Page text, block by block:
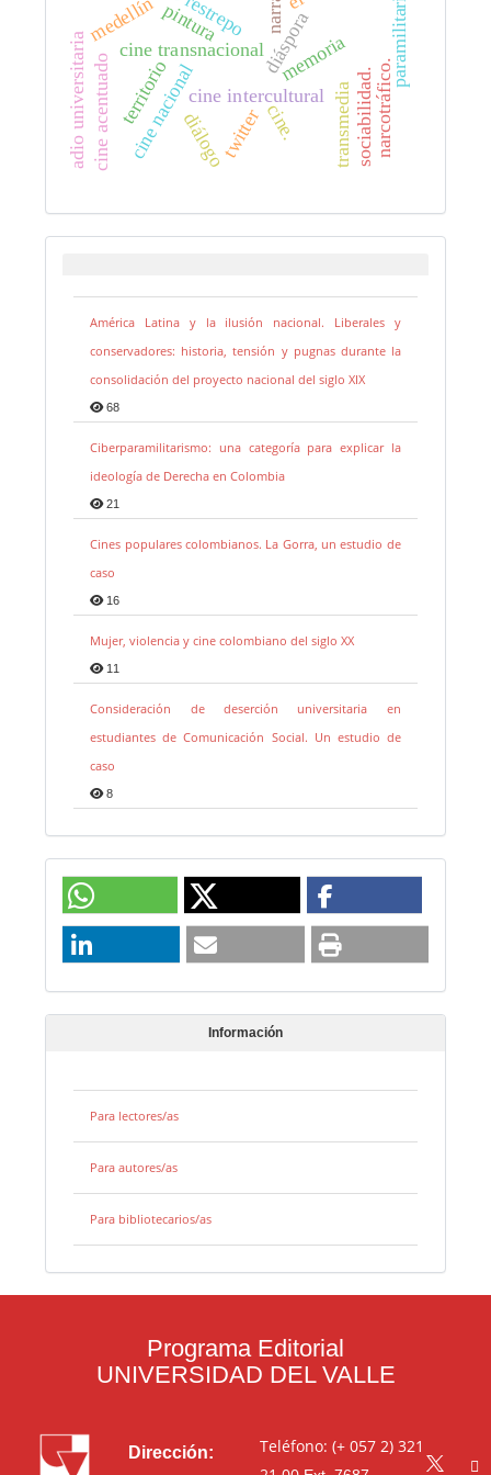
cine nacional
cine transnacionaldiáspora
cine intercultural
cine acentuado
medellín
territorio memoria
cine.
paramilitarismo
narcotráfico.
twitter
adio universitaria diálogo transmediasociabilidad.
pintura
América Latina y la ilusión nacional. Liberales y
conservadores: historia, tensión y pugnas durante la
consolidación del proyecto nacional del siglo XIX
68
Ciberparamilitarismo: una categoría para explicar la
ideología de Derecha en Colombia
21
Cines populares colombianos. La Gorra, un estudio de
caso
16
Mujer, violencia y cine colombiano del siglo XX
11
Consideración de deserción universitaria en
estudiantes de Comunicación Social. Un estudio de
caso
8
Información
Para lectores/as
Para autores/as
Para bibliotecarios/as
Programa Editorial
UNIVERSIDAD DEL VALLE
Dirección:
Teléfono: (+ 057 2) 321